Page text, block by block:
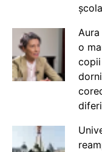
o
copii